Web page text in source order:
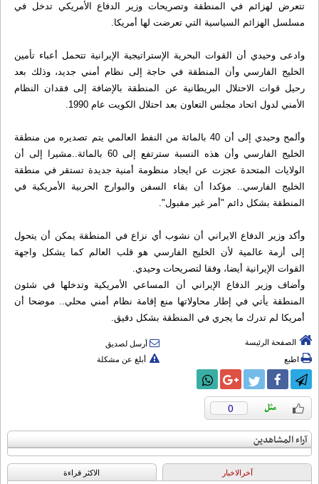
تتعرض لهزائم في المنطقة وتصريحات وزير الدفاع الأمريكي تدخل في
مسلسل الهزائم السياسية التي تعرضت لها أمريكا.
وادعى وحيدي أن القوات البحرية الإستراتيجية الإيرانية تتحمل أعباء تأمين
الخليج الفارسي وأن المنطقة في حاجة إلى نظام أمني جديد، وذلك بعد
رحيل قوات الاحتلال البريطانية عن المنطقة بالإضافة إلى فقدان النظام
الأمني لدول اتحاد مجلس التعاون بعد احتلال الكويت عام 1990.
وألمح وحيدي إلى أن 40 بالمائة من النفط العالمي يتم تصديره من منطقة
الخليج الفارسي وأن هذه النسبة سترتفع إلى 60 بالمائة..مشيرا إلى أن
الولايات المتحدة عجزت عن ايجاد منظومة أمنية جديدة تستقر في منطقة
الخليج الفارسي.. مؤكدا أن بقاء السفن والبوارج الحربية الأمريكية في
المنطقة بشكل دائم "أمر غير مقبول".
وأكد وزير الدفاع الايراني أن نشوب أي نزاع في المنطقة يمكن أن يتحول
إلى أزمة عالمية لأن الخليج الفارسي هو قلب العالم كما يشكل واجهة
القوات الإيرانية أيضا، وفقا لتصريحات وحيدي.
وأضاف وزير الدفاع الإيراني أن المساعي الأمريكية وتدخلها في شئون
المنطقة يأتي في إطار محاولاتها منع إقامة نظام أمني محلي.. موضحا أن
أمريكا لم تدرك ما يجري في المنطقة بشكل دقيق.
الصفحة الرئيسة
أرسل لصديق
اطبع
أبلغ عن مشكلة
0
آراء المشاهدين
آخرالاخبار الاکثر قراءة